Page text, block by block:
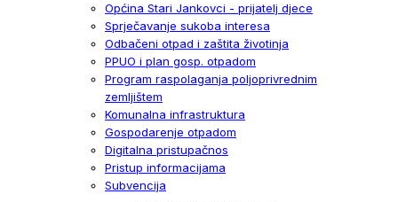
Općina Stari Jankovci - prijatelj djece
Sprječavanje sukoba interesa
Odbačeni otpad i zaštita životinja
PPUO i plan gosp. otpadom
Program raspolaganja poljoprivrednim
zemljištem
Komunalna infrastruktura
Gospodarenje otpadom
Digitalna pristupačnos
Pristup informacijama
Subvencija